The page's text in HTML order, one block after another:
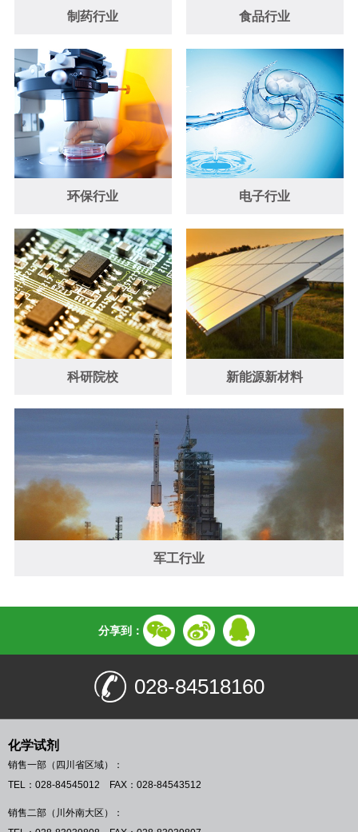
制药行业 食品行业
环保行业 电子行业
科研院校 新能源新材料
军工行业
分享到：
028-84518160
化学试剂
销售一部（四川省区域）：
TEL：028-84545012 FAX：028-84543512
销售二部（川外南大区）：